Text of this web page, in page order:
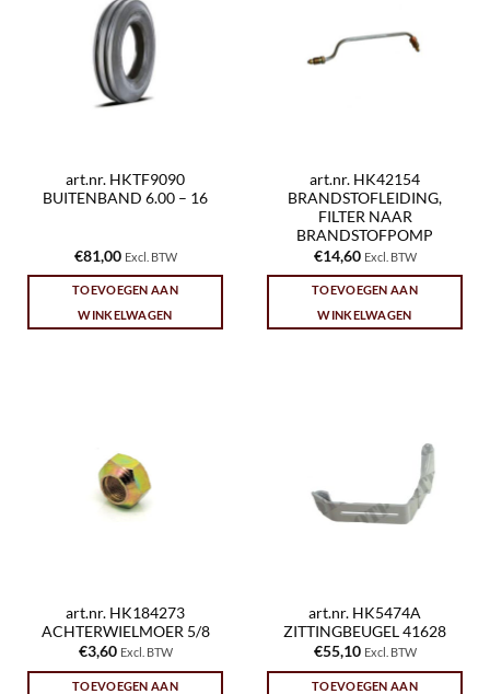
art.nr. HKTF9090
BUITENBAND 6.00 – 16
€81,00 Excl. BTW
TOEVOEGEN AAN
WINKELWAGEN
art.nr. HK42154
BRANDSTOFLEIDING,
FILTER NAAR
BRANDSTOFPOMP
€14,60 Excl. BTW
TOEVOEGEN AAN
WINKELWAGEN
art.nr. HK184273
ACHTERWIELMOER 5/8
€3,60 Excl. BTW
TOEVOEGEN AAN
art.nr. HK5474A
ZITTINGBEUGEL 41628
€55,10 Excl. BTW
TOEVOEGEN AAN